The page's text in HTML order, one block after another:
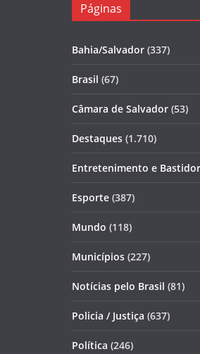
Páginas
Bahia/Salvador (337)
Brasil (67)
Câmara de Salvador (53)
Destaques (1.710)
Entretenimento e
Esporte (387)
Mundo (118)
Municípios (227)
Notícias pelo Brasil (81)
Policia / Justiça (637)
Política (246)